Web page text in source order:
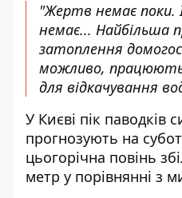
"Жертв немає поки.
немає... Найбільша
затоплення
можливо,
для відкачування
У Києві пік паводків
прогнозують на
цьогорічна повінь
метр у порівнянні з